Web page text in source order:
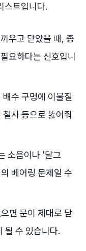
스트입니다.
우고 닫았을 때, 종
요하다는 신호입니
수 구멍에 이물질
사 등으로 뚫어줘
소음이나 '달그
베어링 문제일 수
면 문이 제대로 닫
될 수 있습니다.